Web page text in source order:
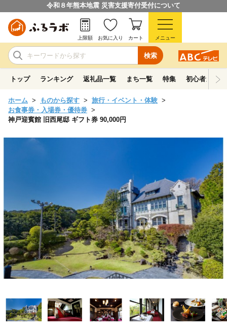
令和８年熊本地震 災害支援寄付受付について
検索
上限額 お気に入り カート メニュー
トップ ランキング 返礼品一覧 まち一覧 特集 初心者ガイド
ホーム ものから探す
旅行・イベント・体験
お食事券・入場券・優待券
神戸迎賓館 旧西尾邸 ギフト券 90,000円